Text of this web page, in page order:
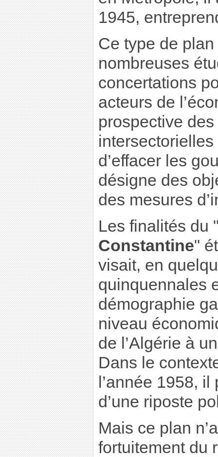
1945,
Ce type de plan
nombreuses
concertations
acteurs de
prospective
intersectorielles
d’effacer les
désigne des
des mesures
Les finalités du
Constantine"
visait, en
quinquennales
démographie
niveau
de l’Algérie à
Dans le
l’année 1958,
d’une riposte
Mais ce plan
fortuitement du